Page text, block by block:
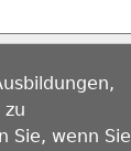
zu
Sie, wenn Sie